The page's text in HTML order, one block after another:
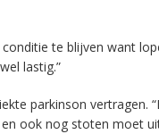
te blijven want
lastig.”
parkinson vertragen.
ook nog stoten moet